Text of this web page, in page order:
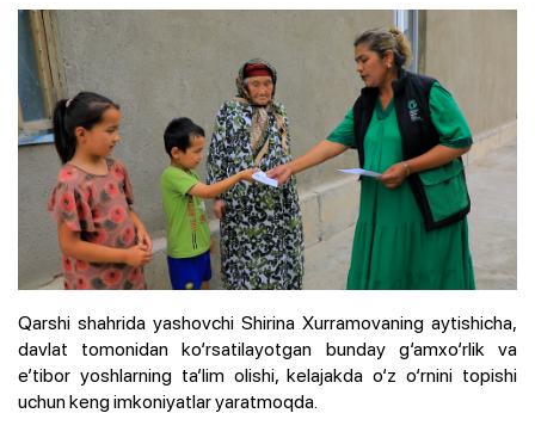
Qarshi shahrida yashovchi Shirina Xurramovaning aytishicha,
davlat tomonidan ko‘rsatilayotgan bunday g‘amxo‘rlik va
e’tibor yoshlarning ta’lim olishi, kelajakda o‘z o‘rnini topishi
uchun keng imkoniyatlar yaratmoqda.